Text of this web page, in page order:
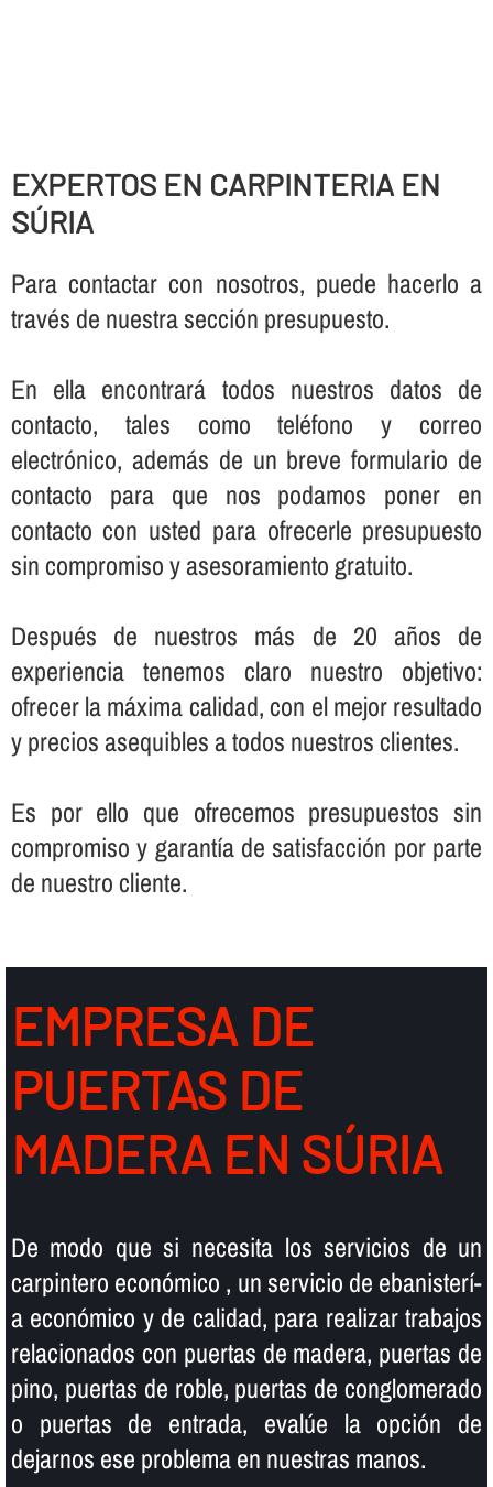
EXPERTOS EN CARPINTERIA EN
SÚRIA
Para contactar con nosotros, puede hacerlo a
través de nuestra sección presupuesto.
En ella encontrará todos nuestros datos de
contacto, tales como teléfono y correo
electrónico, además de un breve formulario de
contacto para que nos podamos poner en
contacto con usted para ofrecerle presupuesto
sin compromiso y asesoramiento gratuito.
Después de nuestros más de 20 años de
experiencia tenemos claro nuestro objetivo:
ofrecer la máxima calidad, con el mejor resultado
y precios asequibles a todos nuestros clientes.
Es por ello que ofrecemos presupuestos sin
compromiso y garantí­a de satisfacción por parte
de nuestro cliente.
EMPRESA DE
PUERTAS DE
MADERA EN SÚRIA
De modo que si necesita los servicios de un
carpintero económico , un servicio de ebanisterí­
a económico y de calidad, para realizar trabajos
relacionados con puertas de madera, puertas de
pino, puertas de roble, puertas de conglomerado
o puertas de entrada, evalúe la opción de
dejarnos ese problema en nuestras manos.